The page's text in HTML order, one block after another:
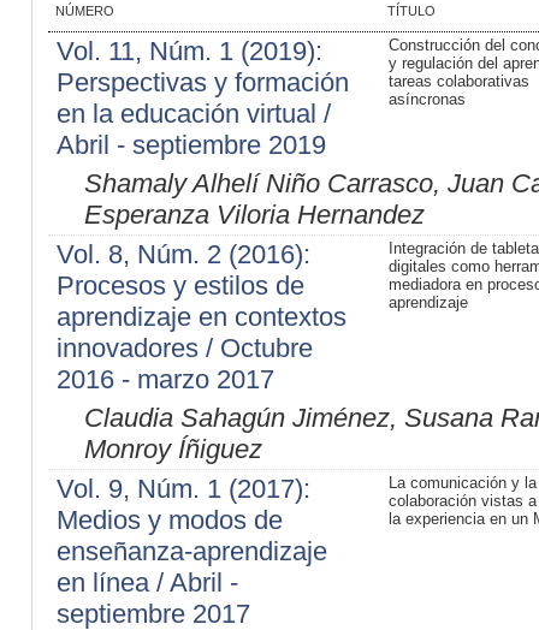
NÚMERO TÍTULO
Vol. 11, Núm. 1 (2019):
Perspectivas y formación
en la educación virtual /
Abril - septiembre 2019
Construcción del
y regulación del
tareas colaborativas
asíncronas
Shamaly Alhelí Niño Carrasco, Juan
Esperanza Viloria Hernandez
Vol. 8, Núm. 2 (2016):
Procesos y estilos de
aprendizaje en contextos
innovadores / Octubre
2016 - marzo 2017
Integración de
digitales como
mediadora en
aprendizaje
Claudia Sahagún Jiménez, Susana
Monroy Íñiguez
Vol. 9, Núm. 1 (2017):
Medios y modos de
enseñanza-aprendizaje
en línea / Abril -
septiembre 2017
La comunicación y la
colaboración vistas
la experiencia en un